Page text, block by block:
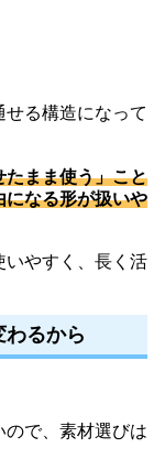
る構造になって
たまま使う」こと
になる形が扱いや
いやすく、長く活
わるから
で、素材選びは